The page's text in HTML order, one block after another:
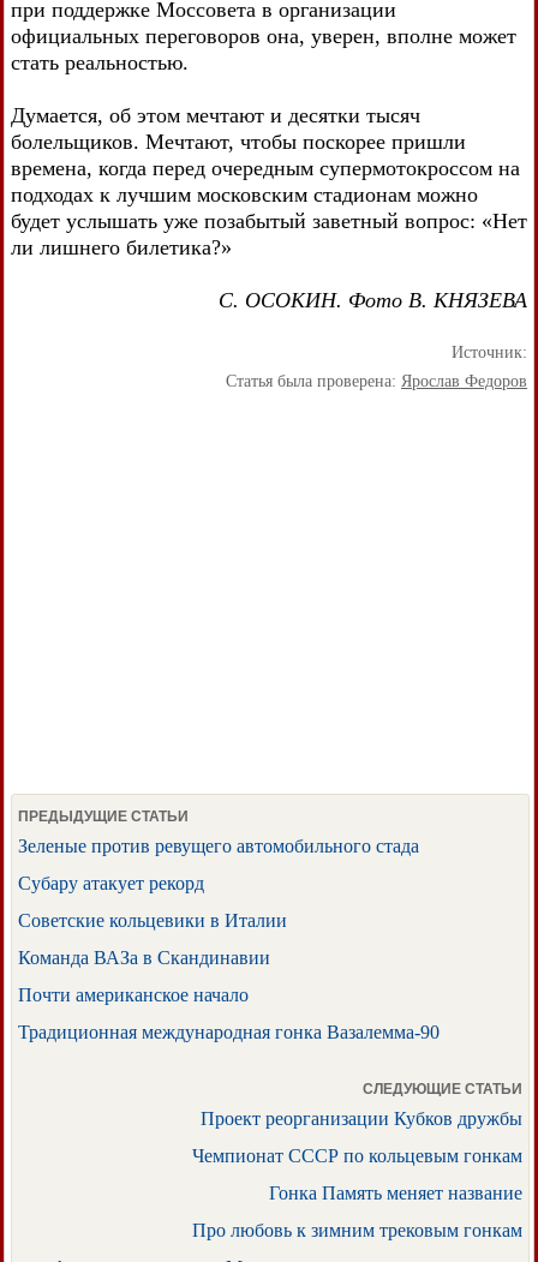
при поддержке Моссовета в организации
официальных переговоров она, уверен, вполне может
стать реальностью.
Думается, об этом мечтают и десятки тысяч
болельщиков. Мечтают, чтобы поскорее пришли
времена, когда перед очередным супермотокроссом на
подходах к лучшим московским стадионам можно
будет услышать уже позабытый заветный вопрос: «Нет
ли лишнего билетика?»
С. ОСОКИН. Фото В. КНЯЗЕВА
Источник:
Статья была проверена: Ярослав Федоров
ПРЕДЫДУЩИЕ СТАТЬИ
Зеленые против ревущего автомобильного стада
Субару атакует рекорд
Советские кольцевики в Италии
Команда ВАЗа в Скандинавии
Почти американское начало
Традиционная международная гонка Вазалемма-90
СЛЕДУЮЩИЕ СТАТЬИ
Проект реорганизации Кубков дружбы
Чемпионат СССР по кольцевым гонкам
Гонка Память меняет название
Про любовь к зимним трековым гонкам